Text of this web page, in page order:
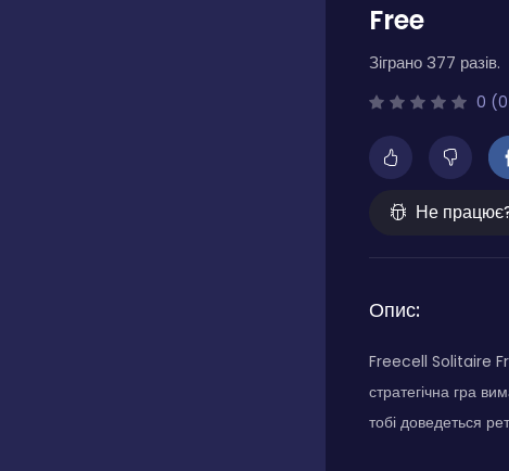
Free
Зіграно 377 разів.
0 (0
Не
Опис:
Freecell Solitaire
стратегічна гра
тобі доведеться